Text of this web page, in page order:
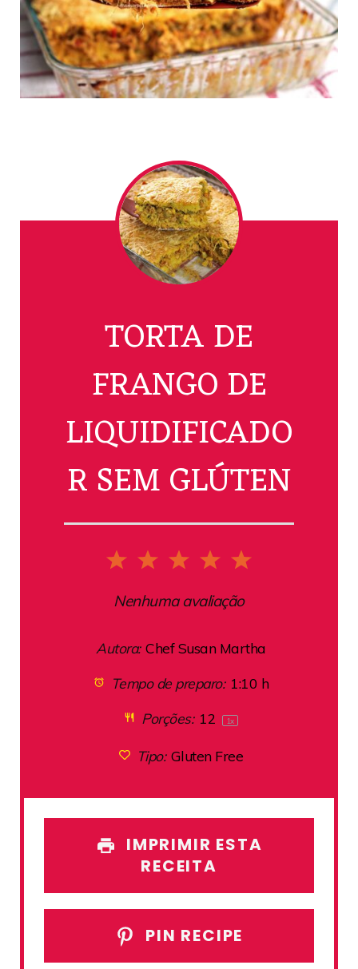
TORTA DE
FRANGO DE
LIQUIDIFICADO
R SEM GLÚTEN
5
4
Stars
3
Stars
2
Stars
1
Star
Nenhuma avaliação
Autora: Chef Susan Martha
Tempo de preparo: 1:10 h
Porções: 12 1x
Tipo: Gluten Free
IMPRIMIR ESTA
RECEITA
PIN RECIPE